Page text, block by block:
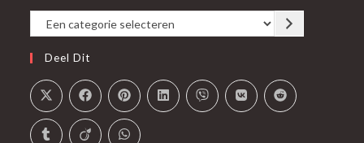
tab
Een
categorie
selecteren
Deel Dit